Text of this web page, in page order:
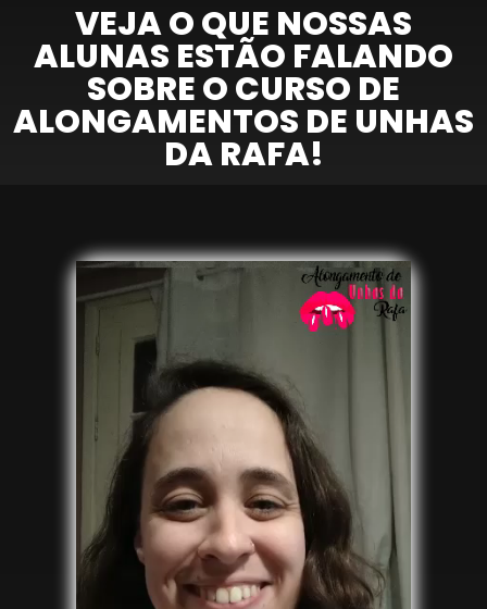
VEJA O QUE NOSSAS
ALUNAS ESTÃO FALANDO
SOBRE O CURSO DE
ALONGAMENTOS DE UNHAS
DA RAFA!